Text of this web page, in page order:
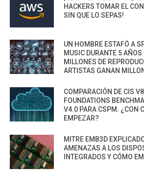
HACKERS TOMAR EL
SIN QUE LO SEPAS!
UN HOMBRE ESTAFÓ A
MUSIC DURANTE 5
MILLONES DE
ARTISTAS GANAN
COMPARACIÓN DE CIS
FOUNDATIONS
V4.0 PARA CSPM. ¿CON
EMPEZAR?
MITRE EMB3D
AMENAZAS A LOS
INTEGRADOS Y CÓMO